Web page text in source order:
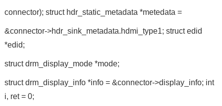
connector); struct hdr_static_metadata *metedata =
&connector->hdr_sink_metadata.hdmi_type1; struct edid
*edid;
struct drm_display_mode *mode;
struct drm_display_info *info = &connector->display_info; int
i, ret = 0;